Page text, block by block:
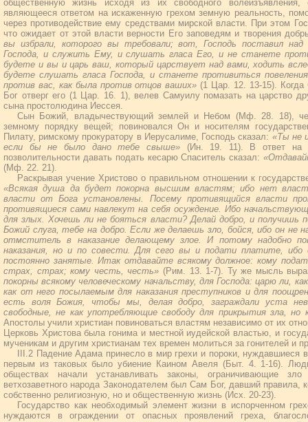
общественную жизнь исходя из их свободного
являющееся ответом на искаженную грехом земную реальность,
через противодействие ему средствами мирской власти. При этом
что ожидает от этой власти верности Его заповедям и творения
вы избрали, которого вы требовали; вот, Господь поставил
Господа, и служить Ему, и слушать гласа Его, и не станете
будете и вы и царь ваш, который царствует над вами, ходить
будете слушать гласа Господа, и станете противиться
против вас, как была против отцов ваших» (1 Цар. 12. 13-15). Когда
Бог отверг его (1 Цар. 16. 1), велев Самуилу помазать на царство
сына простолюдина Иессея.
Сын Божий, владычествующий землей и Небом (Мф. 28. 18),
земному порядку вещей; повиновался Он и носителям
Пилату, римскому прокуратору в Иерусалиме, Господь сказал: «Ты не
если бы не было дано тебе свыше» (Ин. 19. 11). В ответ на
позволительности давать подать кесарю Спаситель сказал:
(Мф. 22. 21).
Раскрывая учение Христово о правильном отношении к
«Всякая душа да будет покорна высшим властям; ибо нет
власти от Бога установлены. Посему противящийся власти
противящиеся сами навлекут на себя осуждение. Ибо
для злых. Хочешь ли не бояться власти? Делай добро, и получишь
Божий слуга, тебе на добро. Если же делаешь зло, бойся, ибо он не
отмститель в наказание делающему злое. И потому надобно
наказания, но и по совести. Для сего вы и подати платите,
постоянно занятые. Итак отдавайте всякому должное: кому
страх, страх; кому честь, честь» (Рим. 13. 1-7). Ту же мысль
покорны всякому человеческому начальству, для Господа: царю ли,
как от него посылаемым для наказания преступников и для
есть воля Божия, чтобы мы, делая добро, заграждали уста
свободные, не как употребляющие свободу для прикрытия зла, но
Апостолы учили христиан повиноваться властям независимо от их
Церковь Христова была гонима и местной иудейской властью, и
мученикам и другим христианам тех времен молиться за гонителей и
III.2 Падение Адама принесло в мир грехи и пороки, нуждавшиеся
первым из таковых было убиение Каином Авеля (Быт. 4. 1-16).
обществах начали устанавливать законы, ограничивающие
ветхозаветного народа Законодателем был Сам Бог, давший правила,
собственно религиозную, но и общественную жизнь (Исх. 20-23).
Государство как необходимый элемент жизни в испорченном
нуждаются в ограждении от опасных проявлений греха,